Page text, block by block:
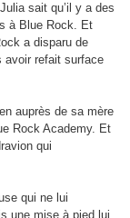
sait qu’il y a des
à Blue Rock. Et
a disparu de
avoir refait surface
auprès de sa mère
Rock Academy. Et
qui
qui ne lui
une mise à pied lui